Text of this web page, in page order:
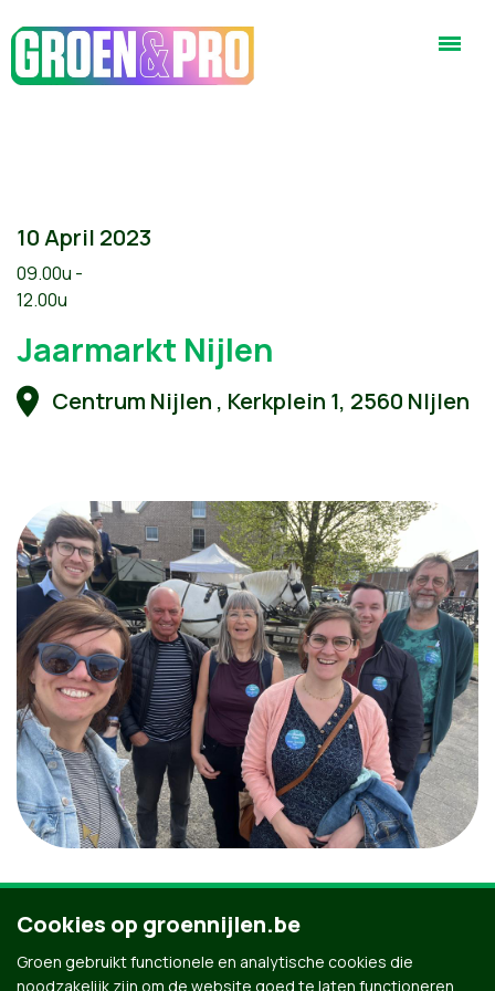
10 April 2023
09.00u -
12.00u
Jaarmarkt Nijlen
Centrum Nijlen , Kerkplein 1, 2560 NIjlen
april is het traditiegetrouw de Nijlense jaarmarkt.
Wandel je graag samen met ons over de markt? Laat
Cookies op groennijlen.be
Groen gebruikt functionele en analytische cookies die
noodzakelijk zijn om de website goed te laten functioneren.